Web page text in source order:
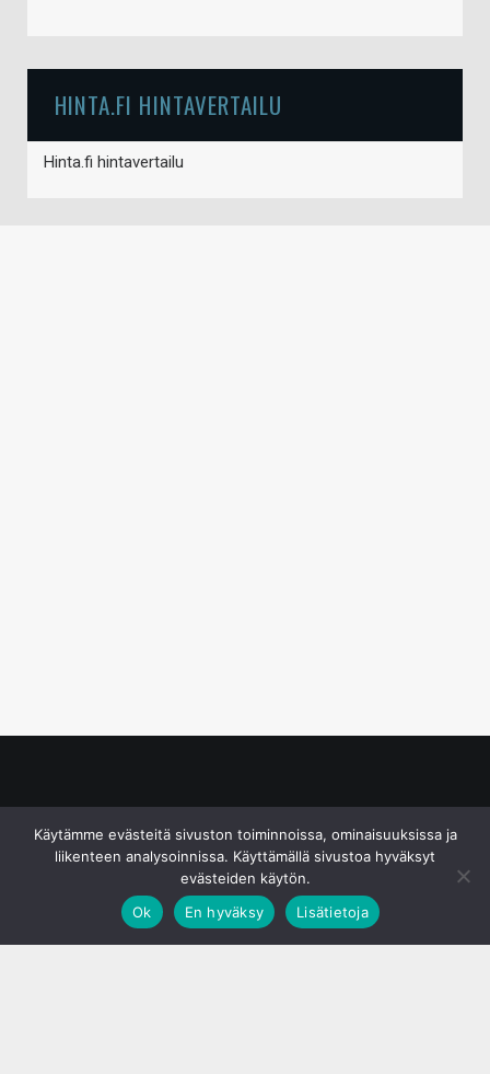
HINTA.FI HINTAVERTAILU
Hinta.fi hintavertailu
Käytämme evästeitä sivuston toiminnoissa, ominaisuuksissa ja
liikenteen analysoinnissa. Käyttämällä sivustoa hyväksyt
evästeiden käytön.
Ok
En hyväksy Lisätietoja